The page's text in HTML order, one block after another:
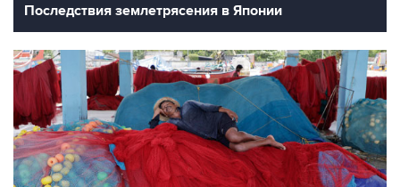
Последствия землетрясения в Японии